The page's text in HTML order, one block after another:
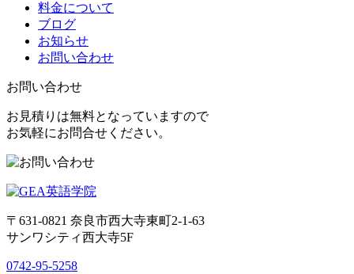
料金について
ブログ
お知らせ
お問い合わせ
お問い合わせ
お見積りは無料となっていますので
お気軽にお問合せください。
〒631-0821 奈良市西大寺東町2-1-63
サンワシティ西大寺5F
0742-95-5258